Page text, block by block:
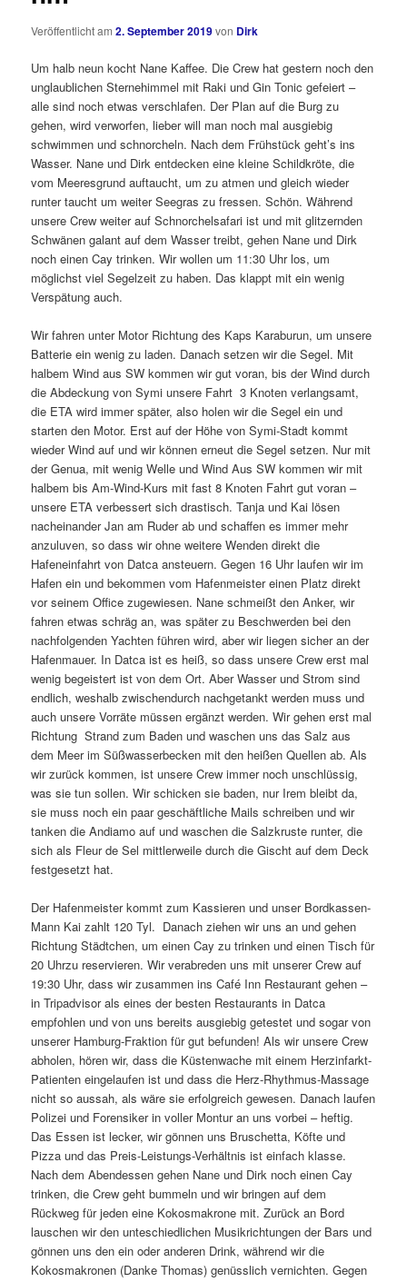
Veröffentlicht am2. September 2019von Dirk
Um halb neun kocht Nane Kaffee. Die Crew hat gestern noch den
unglaublichen Sternehimmel mit Raki und Gin Tonic gefeiert –
alle sind noch etwas verschlafen. Der Plan auf die Burg zu
gehen, wird verworfen, lieber will man noch mal ausgiebig
schwimmen und schnorcheln. Nach dem Frühstück geht’s ins
Wasser. Nane und Dirk entdecken eine kleine Schildkröte, die
vom Meeresgrund auftaucht, um zu atmen und gleich wieder
runter taucht um weiter Seegras zu fressen. Schön. Während
unsere Crew weiter auf Schnorchelsafari ist und mit glitzernden
Schwänen galant auf dem Wasser treibt, gehen Nane und Dirk
noch einen Cay trinken. Wir wollen um 11:30 Uhr los, um
möglichst viel Segelzeit zu haben. Das klappt mit ein wenig
Verspätung auch.
Wir fahren unter Motor Richtung des Kaps Karaburun, um unsere
Batterie ein wenig zu laden. Danach setzen wir die Segel. Mit
halbem Wind aus SW kommen wir gut voran, bis der Wind durch
die Abdeckung von Symi unsere Fahrt 3 Knoten verlangsamt,
die ETA wird immer später, also holen wir die Segel ein und
starten den Motor. Erst auf der Höhe von Symi-Stadt kommt
wieder Wind auf und wir können erneut die Segel setzen. Nur mit
der Genua, mit wenig Welle und Wind Aus SW kommen wir mit
halbem bis Am-Wind-Kurs mit fast 8 Knoten Fahrt gut voran –
unsere ETA verbessert sich drastisch. Tanja und Kai lösen
nacheinander Jan am Ruder ab und schaffen es immer mehr
anzuluven, so dass wir ohne weitere Wenden direkt die
Hafeneinfahrt von Datca ansteuern. Gegen 16 Uhr laufen wir im
Hafen ein und bekommen vom Hafenmeister einen Platz direkt
vor seinem Office zugewiesen. Nane schmeißt den Anker, wir
fahren etwas schräg an, was später zu Beschwerden bei den
nachfolgenden Yachten führen wird, aber wir liegen sicher an der
Hafenmauer. In Datca ist es heiß, so dass unsere Crew erst mal
wenig begeistert ist von dem Ort. Aber Wasser und Strom sind
endlich, weshalb zwischendurch nachgetankt werden muss und
auch unsere Vorräte müssen ergänzt werden. Wir gehen erst mal
Richtung Strand zum Baden und waschen uns das Salz aus
dem Meer im Süßwasserbecken mit den heißen Quellen ab. Als
wir zurück kommen, ist unsere Crew immer noch unschlüssig,
was sie tun sollen. Wir schicken sie baden, nur Irem bleibt da,
sie muss noch ein paar geschäftliche Mails schreiben und wir
tanken die Andiamo auf und waschen die Salzkruste runter, die
sich als Fleur de Sel mittlerweile durch die Gischt auf dem Deck
festgesetzt hat.
Der Hafenmeister kommt zum Kassieren und unser Bordkassen-
Mann Kai zahlt 120 Tyl. Danach ziehen wir uns an und gehen
Richtung Städtchen, um einen Cay zu trinken und einen Tisch für
20 Uhrzu reservieren. Wir verabreden uns mit unserer Crew auf
19:30 Uhr, dass wir zusammen ins Café Inn Restaurant gehen –
in Tripadvisor als eines der besten Restaurants in Datca
empfohlen und von uns bereits ausgiebig getestet und sogar von
unserer Hamburg-Fraktion für gut befunden! Als wir unsere Crew
abholen, hören wir, dass die Küstenwache mit einem Herzinfarkt-
Patienten eingelaufen ist und dass die Herz-Rhythmus-Massage
nicht so aussah, als wäre sie erfolgreich gewesen. Danach laufen
Polizei und Forensiker in voller Montur an uns vorbei – heftig.
Das Essen ist lecker, wir gönnen uns Bruschetta, Köfte und
Pizza und das Preis-Leistungs-Verhältnis ist einfach klasse.
Nach dem Abendessen gehen Nane und Dirk noch einen Cay
trinken, die Crew geht bummeln und wir bringen auf dem
Rückweg für jeden eine Kokosmakrone mit. Zurück an Bord
lauschen wir den unteschiedlichen Musikrichtungen der Bars und
gönnen uns den ein oder anderen Drink, während wir die
Kokosmakronen (Danke Thomas) genüsslich vernichten. Gegen